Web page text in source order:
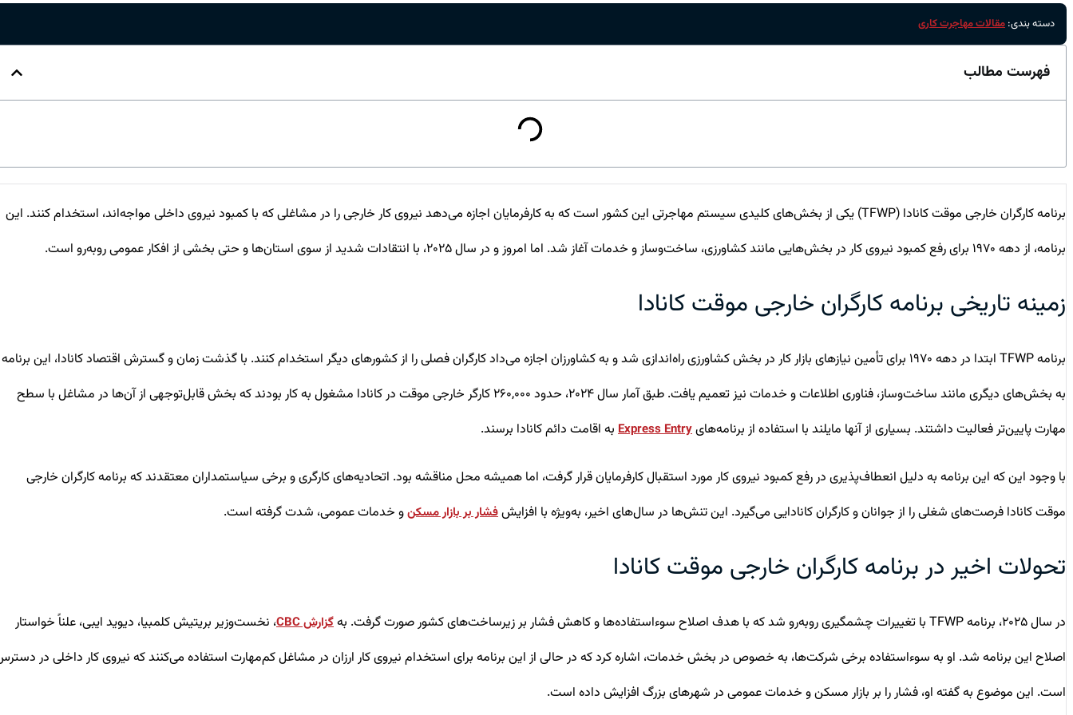
دسته بندی: مقالات مهاجرت کاری
فهرست مطالب
برنامه کارگران خارجی موقت کانادا (TFWP) یکی از بخش‌های کلیدی سیستم مهاجرتی این کشور است که به کارفرمایان اجازه می‌دهد نیروی کار خارجی را در مشاغلی که با کمبود نیروی داخلی مواجه‌اند، استخدام کنند. این
برنامه، از دهه ۱۹۷۰ برای رفع کمبود نیروی کار در بخش‌هایی مانند کشاورزی، ساخت‌وساز و خدمات آغاز شد. اما امروز و در سال ۲۰۲۵، با انتقادات شدید از سوی استان‌ها و حتی بخشی از افکار عمومی روبه‌رو است.
زمینه تاریخی برنامه کارگران خارجی موقت کانادا
برنامه TFWP ابتدا در دهه ۱۹۷۰ برای تأمین نیازهای بازار کار در بخش کشاورزی راه‌اندازی شد و به کشاورزان اجازه می‌داد کارگران فصلی را از کشورهای دیگر استخدام کنند. با گذشت زمان و گسترش اقتصاد کانادا، این برنامه
به بخش‌های دیگری مانند ساخت‌وساز، فناوری اطلاعات و خدمات نیز تعمیم یافت. طبق آمار سال ۲۰۲۴، حدود ۲۶۰,۰۰۰ کارگر خارجی موقت در کانادا مشغول به کار بودند که بخش قابل‌توجهی از آن‌ها در مشاغل با سطح
مهارت پایین‌تر فعالیت داشتند. بسیاری از آنها مایلند با استفاده از برنامه‌هایExpress Entry به اقامت دائم کانادا برسند.
با وجود این که این برنامه به دلیل انعطاف‌پذیری در رفع کمبود نیروی کار مورد استقبال کارفرمایان قرار گرفت، اما همیشه محل مناقشه بود. اتحادیه‌های کارگری و برخی سیاستمداران معتقدند که برنامه کارگران خارجی
موقت کانادا فرصت‌های شغلی را از جوانان و کارگران کانادایی می‌گیرد. این تنش‌ها در سال‌های اخیر، به‌ویژه با افزایشفشار بر بازار مسکنو خدمات عمومی، شدت گرفته است.
تحولات اخیر در برنامه کارگران خارجی موقت کانادا
در سال ۲۰۲۵، برنامه TFWP با تغییرات چشمگیری روبه‌رو شد که با هدف اصلاح سوءاستفاده‌ها و کاهش فشار بر زیرساخت‌های کشور صورت گرفت. به گزارش CBC
، نخست‌وزیر بریتیش کلمبیا، دیوید ایبی، علناً خواستار
اصلاح این برنامه شد. او به سوءاستفاده برخی شرکت‌ها، به خصوص در بخش خدمات، اشاره کرد که در حالی از این برنامه برای استخدام نیروی کار ارزان در مشاغل کم‌مهارت استفاده می‌کنند که نیروی کار داخلی در
است. این موضوع به گفته او، فشار را بر بازار مسکن و خدمات عمومی در شهرهای بزرگ افزایش داده است.